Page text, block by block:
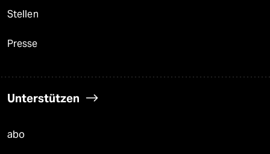
Stellen
Presse
Unterstützen
abo